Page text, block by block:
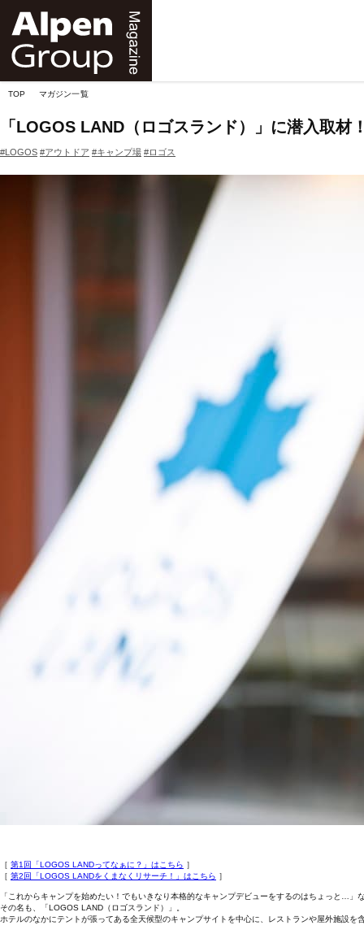
TOP マガジン一覧
「LOGOS LAND（ロゴスランド）」に潜入取
#LOGOS #アウトドア #キャンプ場 #ロゴス
［ 第1回「LOGOS LANDってなぁに？」はこちら ］
［ 第2回「LOGOS LANDをくまなくリサーチ！」はこちら ］
「これからキャンプを始めたい！でもいきなり本格的なキャンプデビューをするのはちょっと…
その名も、「LOGOS LAND（ロゴスランド）」。
ホテルのなかにテントが張ってある全天候型のキャンプサイトを中心に、レストランや屋外施設